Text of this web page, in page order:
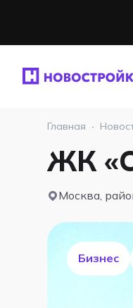
Главная ·
ЖК
Москва,
Бизнес